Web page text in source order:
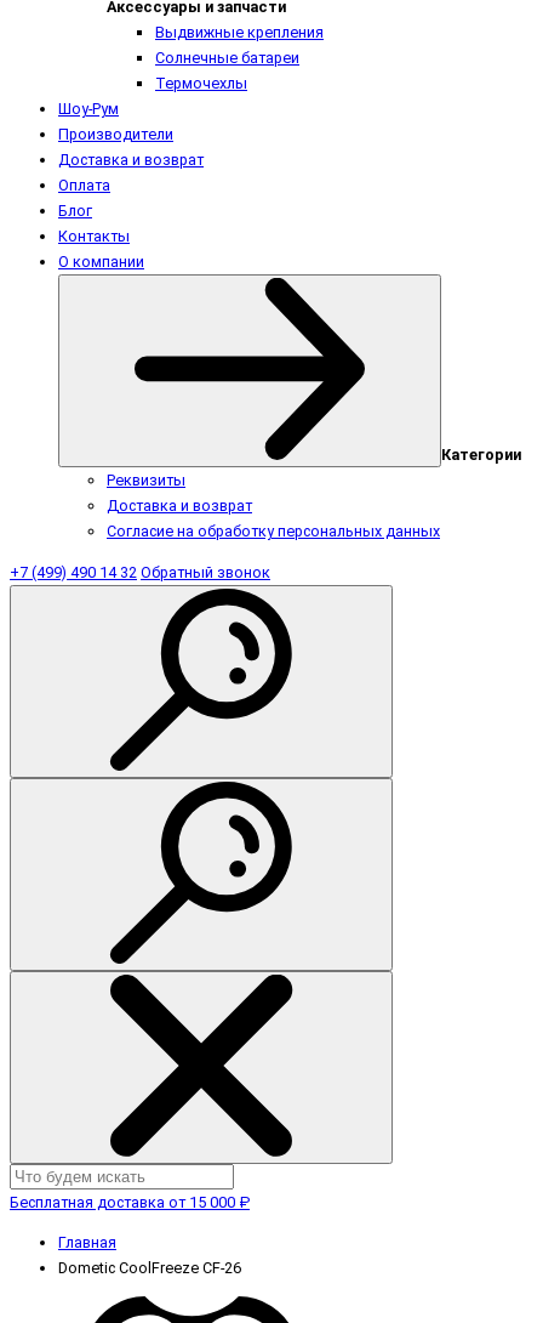
Аксессуары и запчасти
Выдвижные крепления
Солнечные батареи
Термочехлы
Шоу-Рум
Производители
Доставка и возврат
Оплата
Блог
Контакты
О компании
Категории
Реквизиты
Доставка и возврат
Согласие на обработку персональных данных
+7 (499) 490 14 32 Обратный звонок
Бесплатная доставка от 15 000 ₽
Главная
Dometic CoolFreeze CF-26